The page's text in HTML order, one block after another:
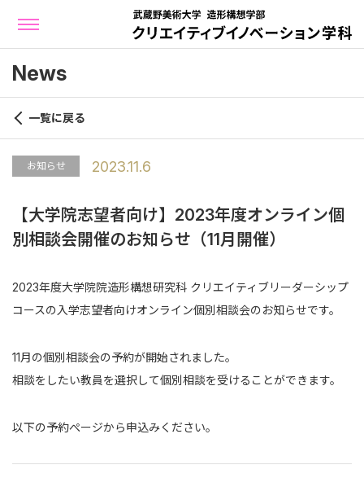
News
一覧に戻る
お知らせ 2023.11.6
【大学院志望者向け】2023年度オンライン個
別相談会開催のお知らせ（11月開催）
2023年度大学院院造形構想研究科 クリエイティブリーダーシップ
コースの入学志望者向けオンライン個別相談会のお知らせです。
11月の個別相談会の予約が開始されました。
相談をしたい教員を選択して個別相談を受けることができます。
以下の予約ぺージから申込みください。